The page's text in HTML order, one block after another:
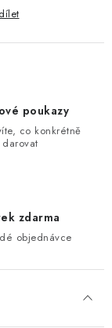
poukazy
co konkrétně
darovat
zdarma
objednávce